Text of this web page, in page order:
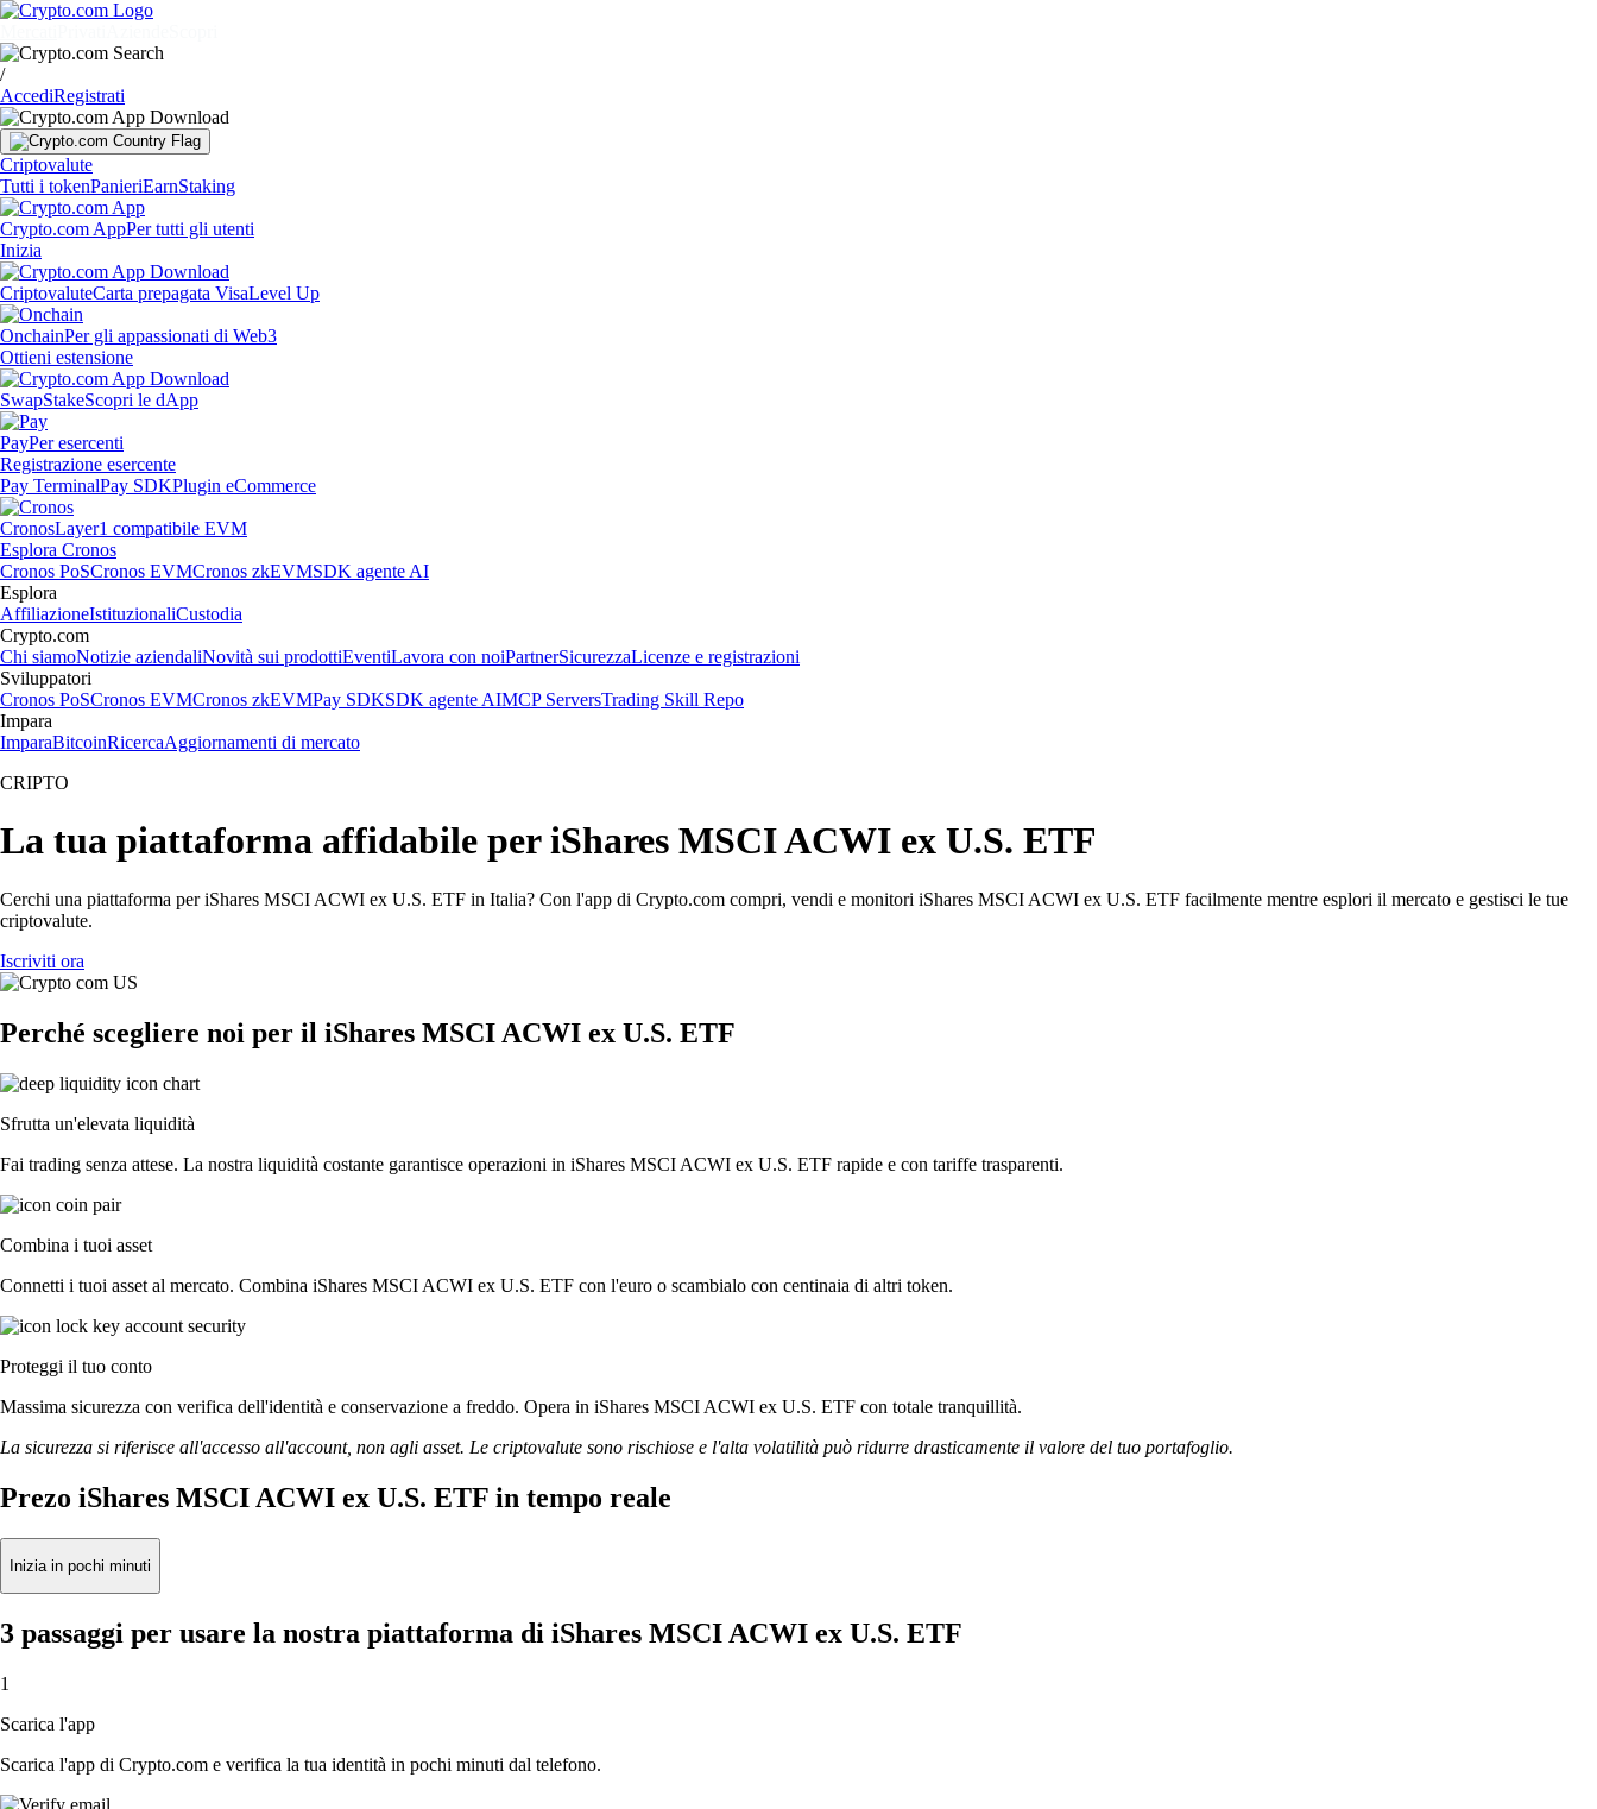
/
AccediRegistrati
Criptovalute
Tutti i tokenPanieriEarnStaking
Crypto.com AppPer tutti gli utenti
Inizia
CriptovaluteCarta prepagata VisaLevel Up
OnchainPer gli appassionati di Web3
Ottieni estensione
SwapStakeScopri le dApp
PayPer esercenti
Registrazione esercente
Pay TerminalPay SDKPlugin eCommerce
CronosLayer1 compatibile EVM
Esplora Cronos
Cronos PoSCronos EVMCronos zkEVMSDK agente AI
Esplora
AffiliazioneIstituzionaliCustodia
Crypto.com
Chi siamoNotizie aziendaliNovità sui prodottiEventiLavora con noiPartnerSicurezzaLicenze e registrazioni
Sviluppatori
Cronos PoSCronos EVMCronos zkEVMPay SDKSDK agente AIMCP ServersTrading Skill Repo
Impara
ImparaBitcoinRicercaAggiornamenti di mercato
CRIPTO
La tua piattaforma affidabile per iShares MSCI ACWI ex U.S. ETF
Cerchi una piattaforma per iShares MSCI ACWI ex U.S. ETF in Italia? Con l'app di Crypto.com compri, vendi e monitori iShares MSCI ACWI ex U.S. ETF facilmente mentre esplori il mercato e gestisci le tue
criptovalute.
Iscriviti ora
Perché scegliere noi per il iShares MSCI ACWI ex U.S. ETF
Sfrutta un'elevata liquidità
Fai trading senza attese. La nostra liquidità costante garantisce operazioni in iShares MSCI ACWI ex U.S. ETF rapide e con tariffe trasparenti.
Combina i tuoi asset
Connetti i tuoi asset al mercato. Combina iShares MSCI ACWI ex U.S. ETF con l'euro o scambialo con centinaia di altri token.
Proteggi il tuo conto
Massima sicurezza con verifica dell'identità e conservazione a freddo. Opera in iShares MSCI ACWI ex U.S. ETF con totale tranquillità.
La sicurezza si riferisce all'accesso all'account, non agli asset. Le criptovalute sono rischiose e l'alta volatilità può ridurre drasticamente il valore del tuo portafoglio.
Prezo iShares MSCI ACWI ex U.S. ETF in tempo reale
Inizia in pochi minuti
3 passaggi per usare la nostra piattaforma di iShares MSCI ACWI ex U.S. ETF
1
Scarica l'app
Scarica l'app di Crypto.com e verifica la tua identità in pochi minuti dal telefono.